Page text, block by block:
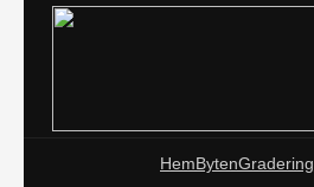
HemBytenGradering